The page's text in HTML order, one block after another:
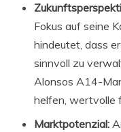
Fokus auf seine
hindeutet, dass
sinnvoll zu
Alonsos A14-
helfen, wertvolle
Marktpotenzial: